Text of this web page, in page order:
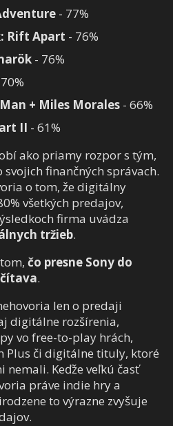
- 77%
Rift Apart - 76%
- 76%
+ Miles Morales - 66%
II - 61%
ako priamy rozpor s tým,
finančných správach.
o tom, že digitálny
všetkých predajov,
firma uvádza
tržieb.
čo presne Sony do
.
len o predaji
digitálne rozšírenia,
vo free-to-play hrách,
Plus či digitálne tituly, ktoré
Keďže veľkú časť
práve indie hry a
to výrazne zvyšuje